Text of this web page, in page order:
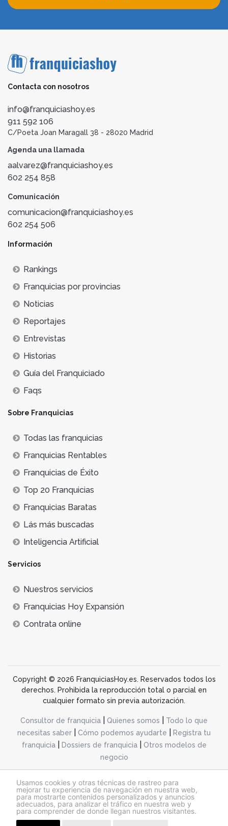
Usamos cookies y otras técnicas de rastreo para
mejorar tu experiencia de navegación en nuestra web,
para mostrarte contenidos personalizados y anuncios
adecuados, para analizar el tráfico en nuestra web y
para comprender de donde llegan nuestros visitantes.
Contacta con nosotros
info@franquiciashoy.es
911 592 106
C/Poeta Joan Maragall 38 - 28020 Madrid
Agenda una llamada
aalvarez@franquiciashoy.es
602 254 858
Comunicación
comunicacion@franquiciashoy.es
602 254 506
Información
Rankings
Franquicias por provincias
Noticias
Reportajes
Entrevistas
Historias
Guía del Franquiciado
Faqs
Sobre Franquicias
Todas las franquicias
Franquicias Rentables
Franquicias de Éxito
Top 20 Franquicias
Franquicias Baratas
Lás más buscadas
Inteligencia Artificial
Servicios
Nuestros servicios
Franquicias Hoy Expansión
Contrata online
Copyright © 2026 FranquiciasHoy.es. Reservados todos los
derechos. Prohibida la reproducción total o parcial en
cualquier formato sin previa autorización.
Consultor de franquicia Quienes somos
Todo lo que
necesitas saber
Cómo podemos ayudarte
Registra tu
franquicia| Dossiers de franquicia|
Otros modelos de
negocio
@franquiciashoy.es |Aviso legal| Política de cookies|Política de privacidad